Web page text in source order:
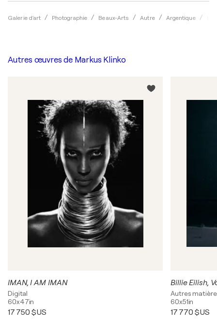
Galerie d'art Photographie Beaux-Arts Autre Argentique
Autres œuvres de Markus Klinko
IMAN, I AM IMAN
Digital
60x47in
17 750 $US
Billie Eilish,
Autres
60x51in
17 770 $US